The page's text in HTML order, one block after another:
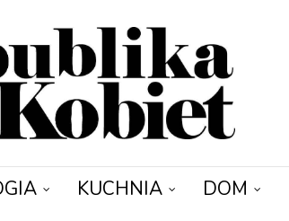
KUCHNIA DOM